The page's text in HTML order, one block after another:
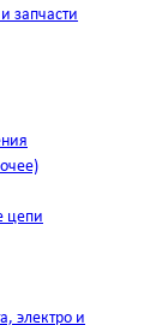
запчасти
цепи
электро и